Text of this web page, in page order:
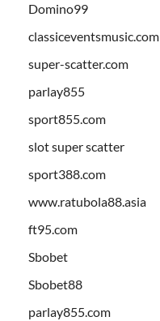
Domino99
classiceventsmusic.com
super-scatter.com
parlay855
sport855.com
slot super scatter
sport388.com
www.ratubola88.asia
ft95.com
Sbobet
Sbobet88
parlay855.com